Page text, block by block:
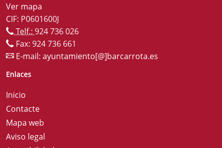
Ver mapa
CIF: P0601600J
Telf.: 924 736 026
Fax: 924 736 661
E-mail: ayuntamiento[@]barcarrota.es
Enlaces
Inicio
Contacte
Mapa web
Aviso legal